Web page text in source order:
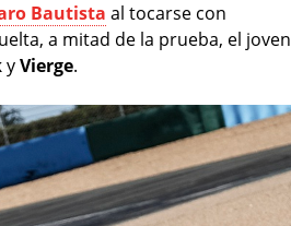
Bautista al tocarse con
a mitad de la prueba, el joven
yVierge.